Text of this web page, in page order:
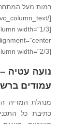
רמות מעל
[vc_column width="2/3"][vc_column_text]
נועה עטיה
עמודים
מנהלת המדיה
כתיבת כל